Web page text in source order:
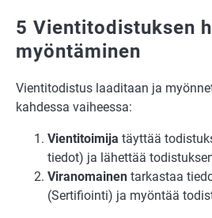
5 Vientitodistuksen
myöntäminen
Vientitodistus laaditaan ja
kahdessa vaiheessa:
Vientitoimija täyttää
tiedot) ja lähettää
Viranomainen tarkastaa
(Sertifiointi) ja myöntää